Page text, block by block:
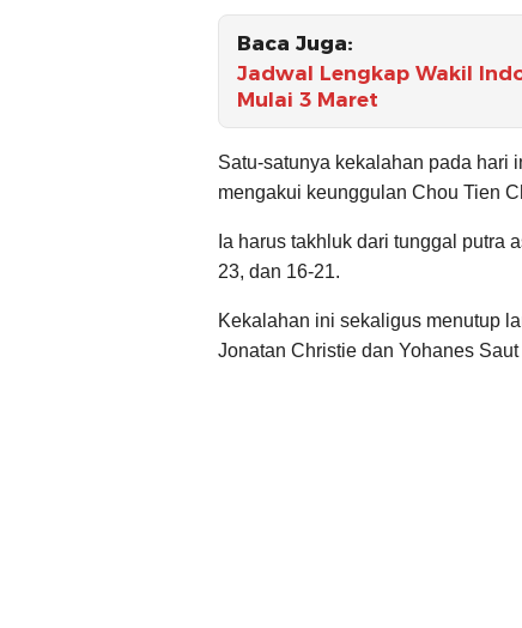
Baca Juga:
Jadwal Lengkap Wakil
Mulai 3 Maret
Satu-satunya kekalahan pada hari
mengakui keunggulan Chou Tien
Ia harus takhluk dari tunggal putra
23, dan 16-21.
Kekalahan ini sekaligus menutup
Jonatan Christie dan Yohanes